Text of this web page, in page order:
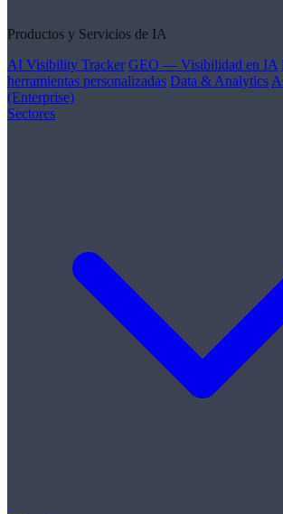
Productos y Servicios de IA
AI Visibility Tracker GEO — Visibilidad en IA
herramientas personalizadas Data & Analytics
(Enterprise)
Sectores